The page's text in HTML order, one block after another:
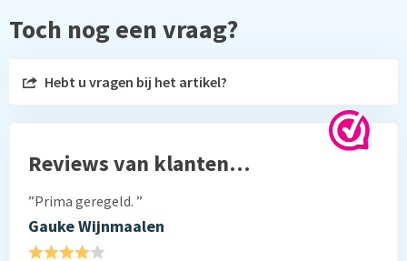
Toch nog een vraag?
Hebt u vragen bij het artikel?
Reviews van klanten…
”Prima geregeld. ”
Gauke Wijnmaalen